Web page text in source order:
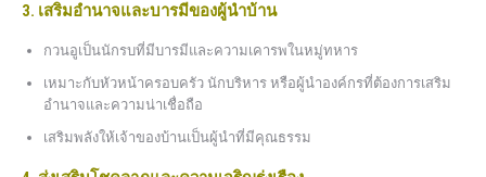
3. เสริมอำนาจและบารมีของผู้นำบ้าน
กวนอูเป็นนักรบที่มีบารมีและความเคารพในหมู่ทหาร
เหมาะกับหัวหน้าครอบครัว นักบริหาร หรือผู้นำองค์กรที่ต้องการเสริม
อำนาจและความน่าเชื่อถือ
เสริมพลังให้เจ้าของบ้านเป็นผู้นำที่มีคุณธรรม